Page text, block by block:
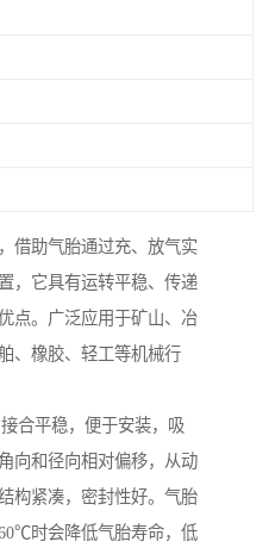
借助气胎通过充、放气实
，它具有运转平稳、传递
点。广泛应用于矿山、冶
、橡胶、轻工等机械行
合平稳，便于安装，吸
向和径向相对偏移，从动
构紧凑，密封性好。气胎
时会降低气胎寿命，低